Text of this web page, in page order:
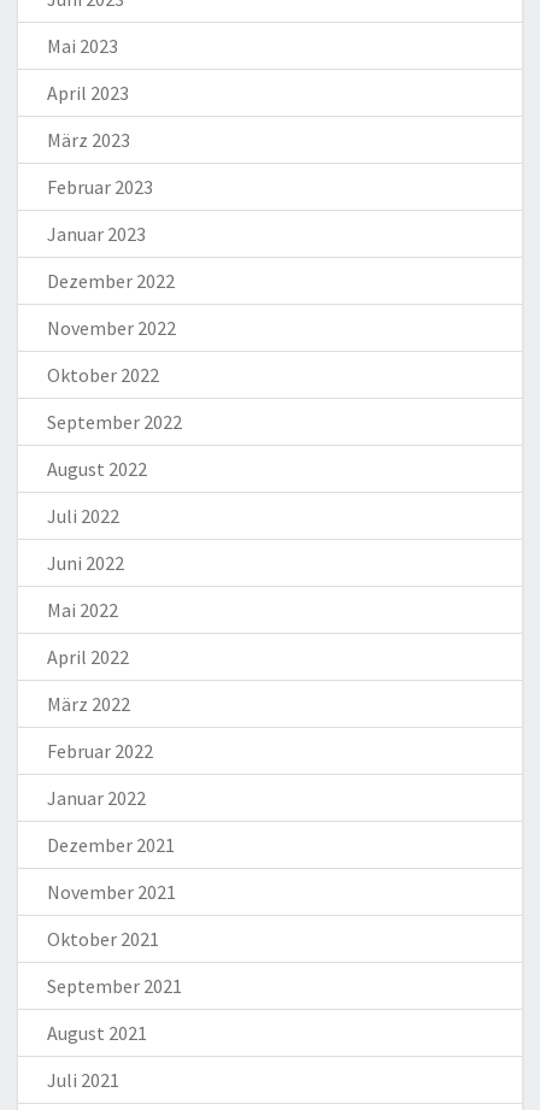
Mai 2023
April 2023
März 2023
Februar 2023
Januar 2023
Dezember 2022
November 2022
Oktober 2022
September 2022
August 2022
Juli 2022
Juni 2022
Mai 2022
April 2022
März 2022
Februar 2022
Januar 2022
Dezember 2021
November 2021
Oktober 2021
September 2021
August 2021
Juli 2021